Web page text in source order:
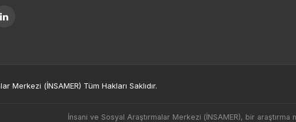
(İNSAMER) Tüm Hakları Saklıdır.
İnsani ve Sosyal Araştırmalar Merkezi (İNSAMER), bir araştırma